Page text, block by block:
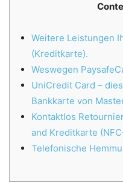
Weitere Leistungen
(Kreditkarte).
Weswegen
UniCredit Card –
Bankkarte von
Kontaktlos
and Kreditkarte
Telefonische